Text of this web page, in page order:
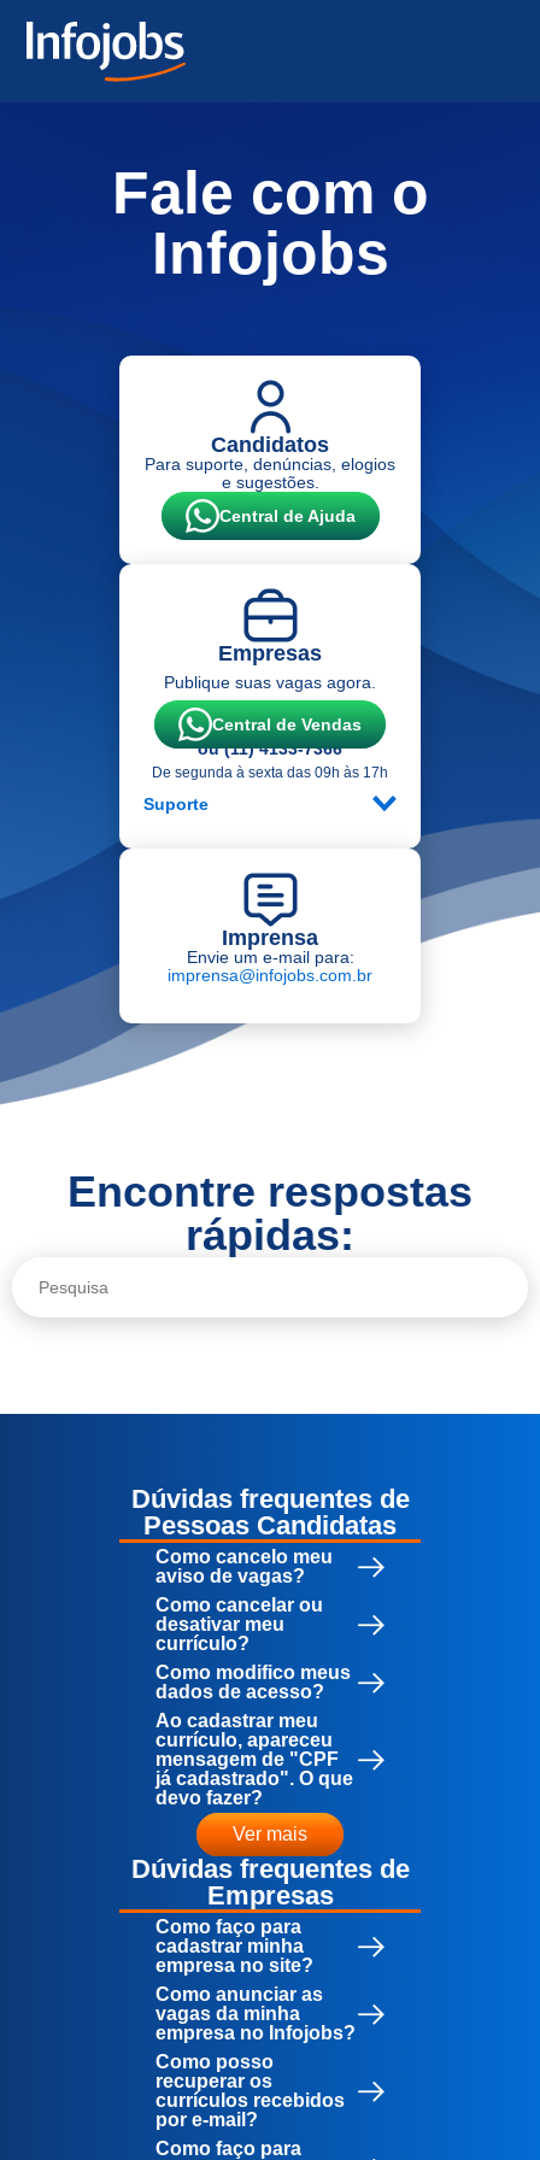
Fale com o
Infojobs
Candidatos
Para suporte, denúncias, elogios
e sugestões.
Central de Ajuda
Empresas
Publique suas vagas agora.
Central de Vendas
ou (11) 4133-7366
De segunda à sexta das 09h às 17h
Suporte
Imprensa
Envie um e-mail para:
imprensa@infojobs.com.br
Encontre respostas
rápidas:
Dúvidas frequentes de
Pessoas Candidatas
Como cancelo meu
aviso de vagas?
Como cancelar ou
desativar meu
currículo?
Como modifico meus
dados de acesso?
Ao cadastrar meu
currículo, apareceu
mensagem de "CPF
já cadastrado". O que
devo fazer?
Ver mais
Dúvidas frequentes de
Empresas
Como faço para
cadastrar minha
empresa no site?
Como anunciar as
vagas da minha
empresa no Infojobs?
Como posso
recuperar os
currículos recebidos
por e-mail?
Como faço para